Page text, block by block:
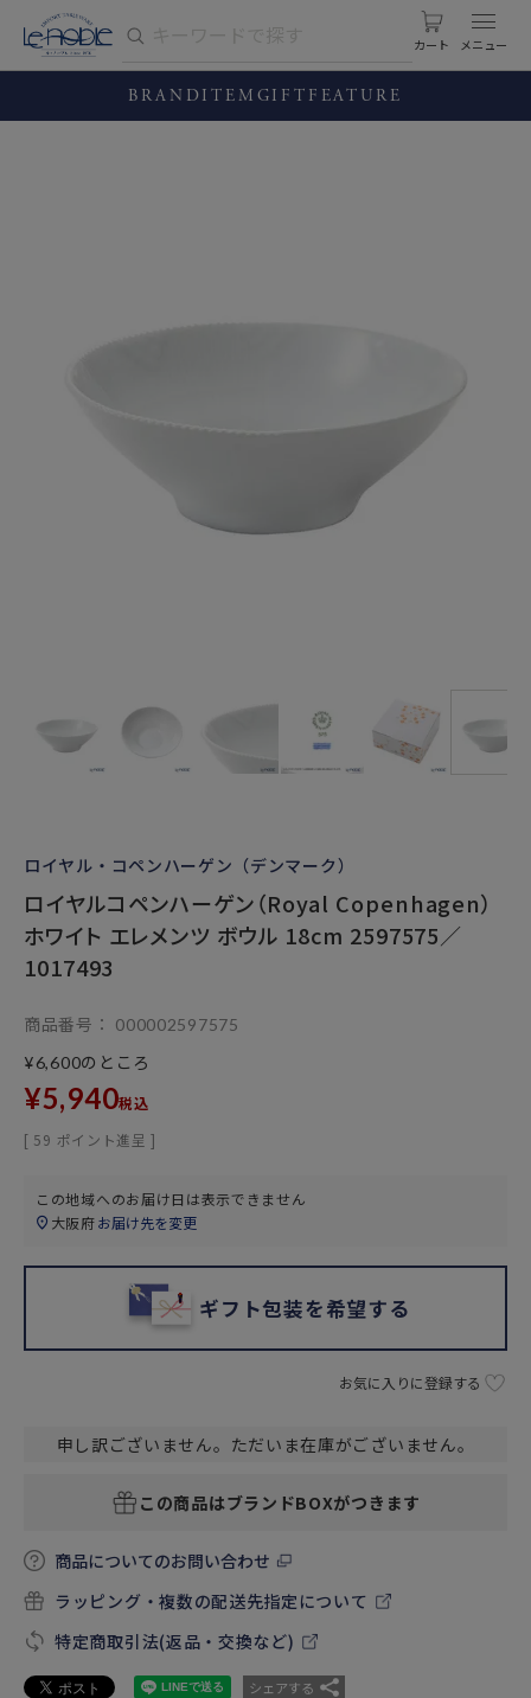
カート
BRANDITEM GIFT FEATURE
ロイヤル・コペンハーゲン（デンマーク）
ロイヤルコペンハーゲン（Royal Copenhagen）
ホワイト エレメンツ ボウル 18cm 2597575／
1017493
商品番号
000002597575
¥6,600のところ
¥5,940税込
[ 59 ポイント進呈 ]
この地域へのお届け日は表示できません
大阪府お届け先を変更
ギフト包装を希望する
お気に入りに登録する
申し訳ございません。ただいま在庫がございません。
この商品はブランドBOXがつきます
商品についてのお問い合わせ
ラッピング・複数の配送先指定について
特定商取引法(返品・交換など)
シェアする